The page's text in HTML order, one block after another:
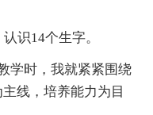
识14个生字。
时，我就紧紧围绕
线，培养能力为目